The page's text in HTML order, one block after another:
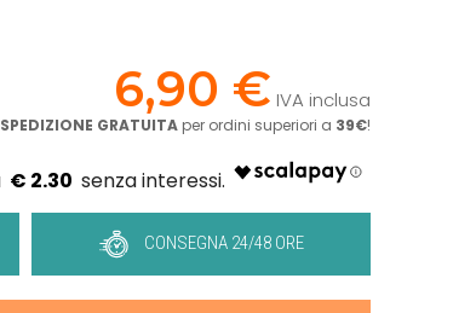
6,90 € IVA inclusa
SPEDIZIONE GRATUITA per ordini superiori a 39€!
€ 2.30
CONSEGNA 24/48 ORE